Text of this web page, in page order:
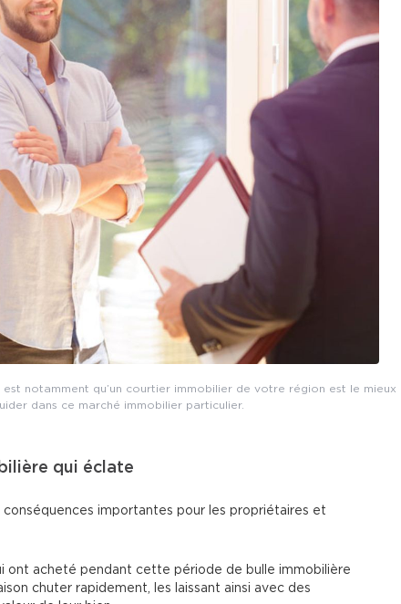
est notamment qu’un courtier immobilier de votre région est le mieux
dans ce marché immobilier particulier.
qui éclate
importantes pour les propriétaires et
ont acheté pendant cette période de bulle immobilière
chuter rapidement, les laissant ainsi avec des